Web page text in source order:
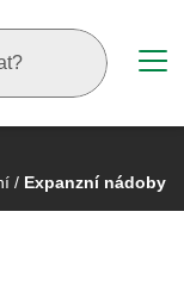
/ Expanzní nádoby